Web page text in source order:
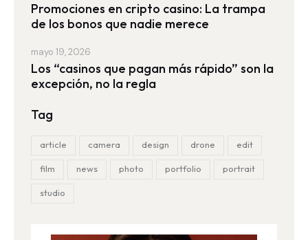
Promociones en cripto casino: La trampa
de los bonos que nadie merece
mayo 19, 2026
Los “casinos que pagan más rápido” son la
excepción, no la regla
Tag
article camera design drone edit
film news photo portfolio portrait
studio